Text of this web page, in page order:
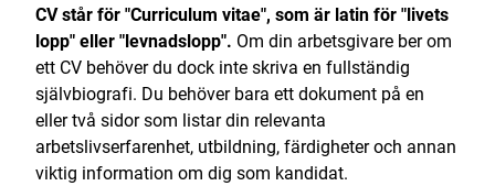
CV står för "Curriculum vitae", som är latin för "livets
lopp" eller "levnadslopp". Om din arbetsgivare ber om
ett CV behöver du dock inte skriva en fullständig
självbiografi. Du behöver bara ett dokument på en
eller två sidor som listar din relevanta
arbetslivserfarenhet, utbildning, färdigheter och annan
viktig information om dig som kandidat.